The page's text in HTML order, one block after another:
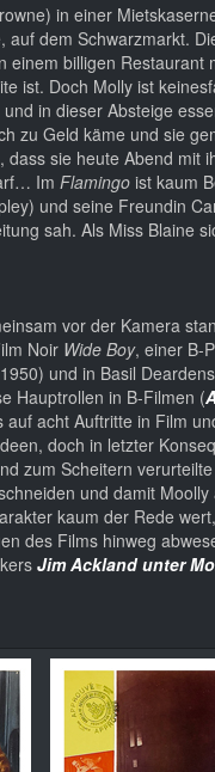
in einer
dem Schwarzmarkt.
billigen Restaurant
ist. Doch Molly ist
in dieser Absteige
zu Geld käme und sie
sie heute Abend mit
Im Flamingo ist kaum
und seine Freundin
sah. Als Miss Blaine
vor der Kamera
Noir Wide Boy, einer B-
und in Basil Deardens
Hauptrollen in B-Filmen (
acht Auftritte in Film
doch in letzter
zum Scheitern
und damit
kaum der Rede
des Films hinweg
Jim Ackland unter